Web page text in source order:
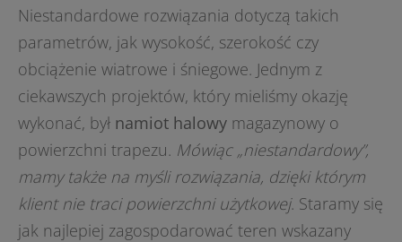
Niestandardowe rozwiązania dotyczą takich
parametrów, jak wysokość, szerokość czy
obciążenie wiatrowe i śniegowe. Jednym z
ciekawszych projektów, który mieliśmy okazję
wykonać, był namiot halowy magazynowy o
powierzchni trapezu. Mówiąc „niestandardowy”,
mamy także na myśli rozwiązania, dzięki którym
klient nie traci powierzchni użytkowej. Staramy się
jak najlepiej zagospodarować teren wskazany